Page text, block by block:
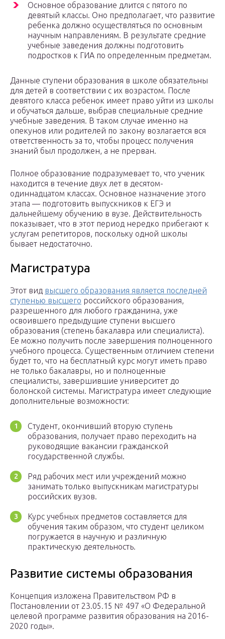
Основное образование длится с пятого по
девятый классы. Оно предполагает, что развитие
ребенка должно осуществляться по основным
научным направлениям. В результате средние
учебные заведения должны подготовить
подростков к ГИА по определенным предметам.
Данные ступени образования в школе обязательны
для детей в соответствии с их возрастом. После
девятого класса ребенок имеет право уйти из школы
и обучаться дальше, выбрав специальные средние
учебные заведения. В таком случае именно на
опекунов или родителей по закону возлагается вся
ответственность за то, чтобы процесс получения
знаний был продолжен, а не прерван.
Полное образование подразумевает то, что ученик
находится в течение двух лет в десятом-
одиннадцатом классах. Основное назначение этого
этапа — подготовить выпускников к ЕГЭ и
дальнейшему обучению в вузе. Действительность
показывает, что в этот период нередко прибегают к
услугам репетиторов, поскольку одной школы
бывает недостаточно.
Магистратура
Этот вид высшего образования является последней
ступенью высшего российского образования,
разрешенного для любого гражданина, уже
освоившего предыдущие ступени высшего
образования (степень бакалавра или специалиста).
Ее можно получить после завершения полноценного
учебного процесса. Существенным отличием степени
будет то, что на бесплатный курс могут иметь право
не только бакалавры, но и полноценные
специалисты, завершившие университет до
болонской системы. Магистратура имеет следующие
дополнительные возможности:
Студент, окончивший вторую ступень
образования, получает право переходить на
руководящие вакансии гражданской
государственной службы.
Ряд рабочих мест или учреждений можно
занимать только выпускникам магистратуры
российских вузов.
Курс учебных предметов составляется для
обучения таким образом, что студент целиком
погружается в научную и различную
практическую деятельность.
Развитие системы образования
Концепция изложена Правительством РФ в
Постановлении от 23.05.15 № 497 «О Федеральной
целевой программе развития образования на 2016-
2020 годы».